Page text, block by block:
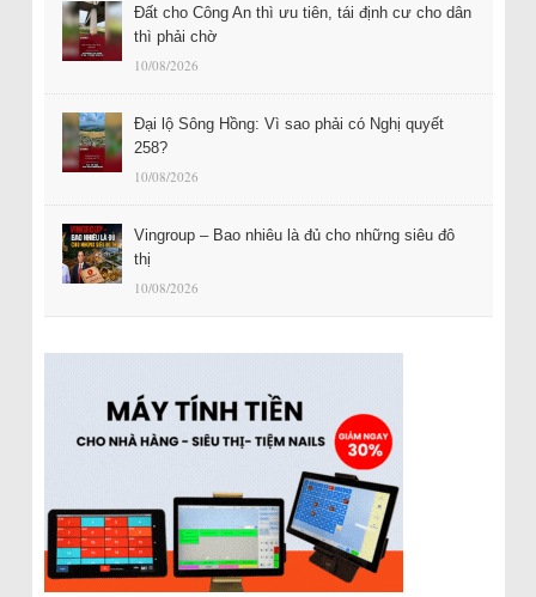
Đất cho Công An thì ưu tiên, tái định cư cho dân
thì phải chờ
10/08/2026
Đại lộ Sông Hồng: Vì sao phải có Nghị quyết
258?
10/08/2026
Vingroup – Bao nhiêu là đủ cho những siêu đô
thị
10/08/2026